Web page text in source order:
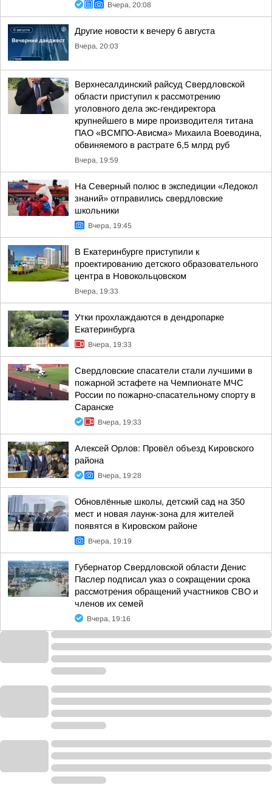
Вчера, 20:08
Другие новости к вечеру 6 августа
Вчера, 20:03
Верхнесалдинский райсуд Свердловской
области приступил к рассмотрению
уголовного дела экс-гендиректора
крупнейшего в мире производителя титана
ПАО «ВСМПО-Ависма» Михаила Воеводина,
обвиняемого в растрате 6,5 млрд руб
Вчера, 19:59
На Северный полюс в экспедиции «Ледокол
знаний» отправились свердловские
школьники
Вчера, 19:45
В Екатеринбурге приступили к
проектированию детского образовательного
центра в Новокольцовском
Вчера, 19:33
Утки прохлаждаются в дендропарке
Екатеринбурга
Вчера, 19:33
Свердловские спасатели стали лучшими в
пожарной эстафете на Чемпионате МЧС
России по пожарно-спасательному спорту в
Саранске
Вчера, 19:33
Алексей Орлов: Провёл объезд Кировского
района
Вчера, 19:28
Обновлённые школы, детский сад на 350
мест и новая лаунж-зона для жителей
появятся в Кировском районе
Вчера, 19:19
Губернатор Свердловской области Денис
Паслер подписал указ о сокращении срока
рассмотрения обращений участников СВО и
членов их семей
Вчера, 19:16